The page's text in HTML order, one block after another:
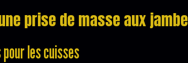
prise de masse aux
les cuisses